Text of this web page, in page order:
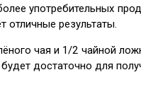
употребительных
результаты.
чая и 1/2 чайной
достаточно для